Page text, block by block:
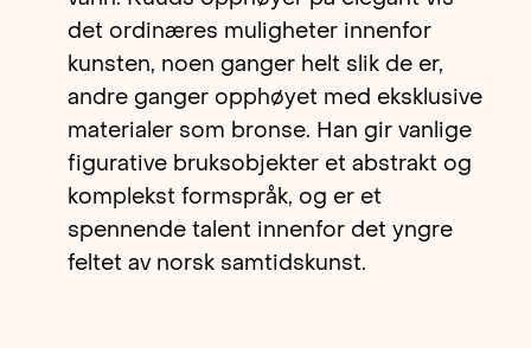
det ordinæres muligheter innenfor
kunsten, noen ganger helt slik de er,
andre ganger opphøyet med eksklusive
materialer som bronse. Han gir vanlige
figurative bruksobjekter et abstrakt og
komplekst formspråk, og er et
spennende talent innenfor det yngre
feltet av norsk samtidskunst.